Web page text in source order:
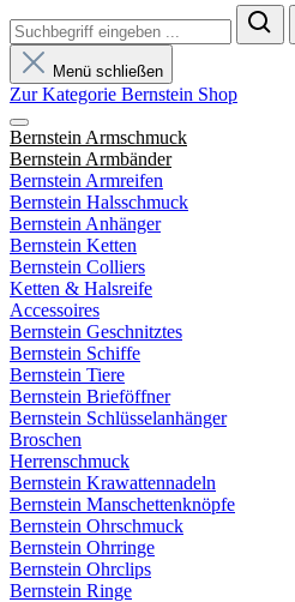
Menü schließen
Zur Kategorie Bernstein Shop
Bernstein Armschmuck
Bernstein Armbänder
Bernstein Armreifen
Bernstein Halsschmuck
Bernstein Anhänger
Bernstein Ketten
Bernstein Colliers
Ketten & Halsreife
Accessoires
Bernstein Geschnitztes
Bernstein Schiffe
Bernstein Tiere
Bernstein Brieföffner
Bernstein Schlüsselanhänger
Broschen
Herrenschmuck
Bernstein Krawattennadeln
Bernstein Manschettenknöpfe
Bernstein Ohrschmuck
Bernstein Ohrringe
Bernstein Ohrclips
Bernstein Ringe